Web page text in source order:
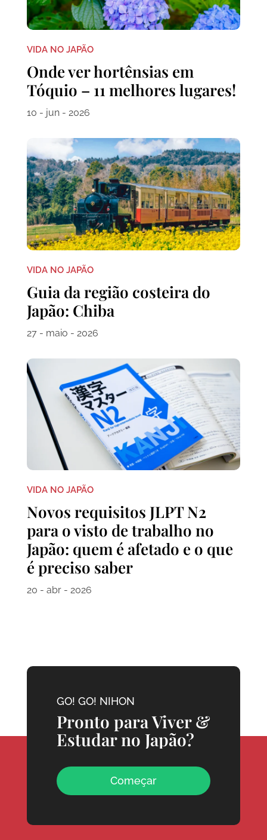
VIDA NO JAPÃO
Onde ver hortênsias em
Tóquio – 11 melhores lugares!
10 - jun - 2026
VIDA NO JAPÃO
Guia da região costeira do
Japão: Chiba
27 - maio - 2026
VIDA NO JAPÃO
Novos requisitos JLPT N2
para o visto de trabalho no
Japão: quem é afetado e o que
é preciso saber
20 - abr - 2026
GO! GO! NIHON
Pronto para Viver &
Estudar no Japão?
Começar